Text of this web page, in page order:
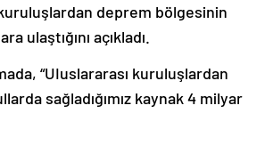
deprem bölgesinin
ulaştığını açıkladı.
“UIuslararası kuruluşlardan
sağladığımız kaynak 4 milyar